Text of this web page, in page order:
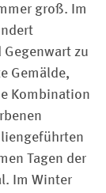
groß. Im
zu
Gemälde,
Kombination
Tagen der
Im Winter